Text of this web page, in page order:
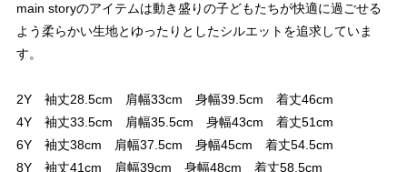
main storyのアイテムは動き盛りの子どもたちが快適に過ごせる
よう柔らかい生地とゆったりとしたシルエットを追求していま
す。
2Y 袖丈28.5cm 肩幅33cm 身幅39.5cm 着丈46cm
4Y 袖丈33.5cm 肩幅35.5cm 身幅43cm 着丈51cm
6Y 袖丈38cm 肩幅37.5cm 身幅45cm 着丈54.5cm
8Y 袖丈41cm 肩幅39cm 身幅48cm 着丈58.5cm